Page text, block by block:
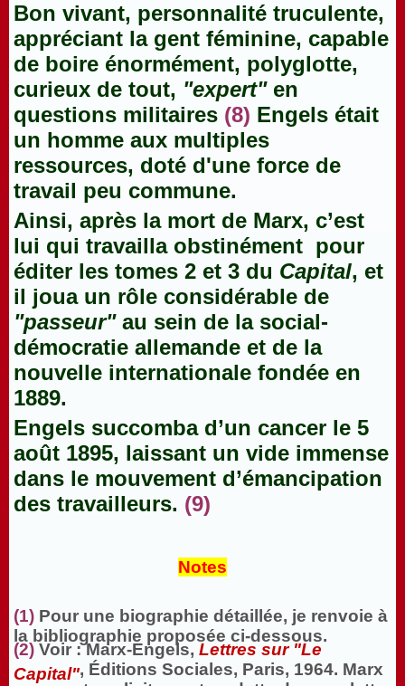
Bon vivant, personnalité truculente,
appréciant la gent féminine, capable
de boire énormément, polyglotte,
curieux de tout, "expert"en
questions militaires (8) Engels était
un homme aux multiples
ressources, doté d'une force de
travail peu commune.
Ainsi, après la mort de Marx, c’est
lui qui travailla obstinément pour
éditer les tomes 2 et 3 du Capital, et
il joua un rôle considérable de
"passeur"au sein de la social-
démocratie allemande et de la
nouvelle internationale fondée en
1889.
Engels succomba d’un cancer le 5
août 1895, laissant un vide immense
dans le mouvement d’émancipation
des travailleurs. (9)
Notes
(1) Pour une biographie détaillée, je renvoie à
la bibliographie proposée ci-dessous.
(2) Voir : Marx-Engels, Lettres sur "Le
Capital", Éditions Sociales, Paris, 1964. Marx